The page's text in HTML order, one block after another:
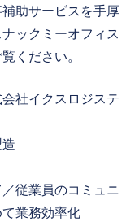
助サービスを手厚
ックミーオフィス
ください。
社イクスロジステ
従業員のコミュニ
業務効率化